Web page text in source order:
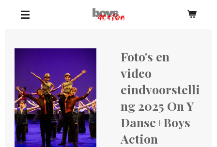
Foto's en
video
eindvoorstelli
ng 2025 On Y
Danse+Boys
Action